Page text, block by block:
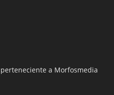
a Morfosmedia